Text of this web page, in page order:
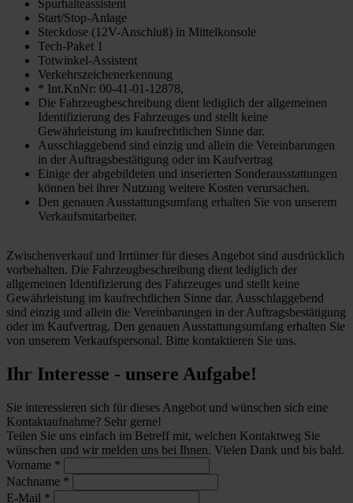
Spurhalteassistent
Start/Stop-Anlage
Steckdose (12V-Anschluß) in Mittelkonsole
Tech-Paket 1
Totwinkel-Assistent
Verkehrszeichenerkennung
* Int.KnNr: 00-41-01-12878,
Die Fahrzeugbeschreibung dient lediglich der allgemeinen
Identifizierung des Fahrzeuges und stellt keine
Gewährleistung im kaufrechtlichen Sinne dar.
Ausschlaggebend sind einzig und allein die Vereinbarungen
in der Auftragsbestätigung oder im Kaufvertrag
Einige der abgebildeten und inserierten Sonderausstattungen
können bei ihrer Nutzung weitere Kosten verursachen.
Den genauen Ausstattungsumfang erhalten Sie von unserem
Verkaufsmitarbeiter.
Zwischenverkauf und Irrtümer für dieses Angebot sind ausdrücklich
vorbehalten. Die Fahrzeugbeschreibung dient lediglich der
allgemeinen Identifizierung des Fahrzeuges und stellt keine
Gewährleistung im kaufrechtlichen Sinne dar. Ausschlaggebend
sind einzig und allein die Vereinbarungen in der Auftragsbestätigung
oder im Kaufvertrag. Den genauen Ausstattungsumfang erhalten Sie
von unserem Verkaufspersonal. Bitte kontaktieren Sie uns.
Ihr Interesse - unsere Aufgabe!
Sie interessieren sich für dieses Angebot und wünschen sich eine
Kontaktaufnahme? Sehr gerne!
Teilen Sie uns einfach im Betreff mit, welchen Kontaktweg Sie
wünschen und wir melden uns bei Ihnen. Vielen Dank und bis bald.
Vorname *
Nachname *
E-Mail *